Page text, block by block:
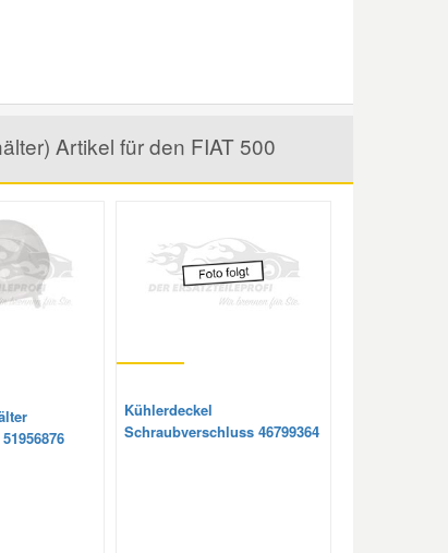
Artikel für den FIAT 500
Kühlerdeckel
Schraubverschluss 46799364